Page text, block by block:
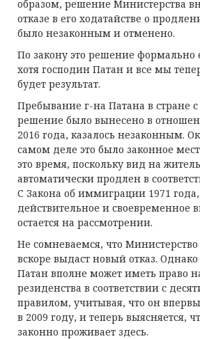
образом, решение Министерства
отказе в его ходатайстве о
было незаконным и отменено.
По закону это решение формально
хотя господин Патан и все мы
будет результат.
Пребывание г-на Патана в стране с
решение было вынесено в
2016 года, казалось незаконным.
самом деле это было законное
это время, поскольку вид на
автоматически продлен в
С Закона об иммиграции 1971 года,
действительное и своевременное
остается на рассмотрении.
Не сомневаемся, что
вскоре выдаст новый отказ.
Патан вполне может иметь право
резиденства в соответствии с
правилом, учитывая, что он
в 2009 году, и теперь выясняется,
законно проживает здесь.